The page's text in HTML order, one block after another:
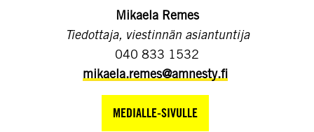
Mikaela Remes
Tiedottaja, viestinnän asiantuntija
040 833 1532
mikaela.remes@amnesty.fi
MEDIALLE-SIVULLE